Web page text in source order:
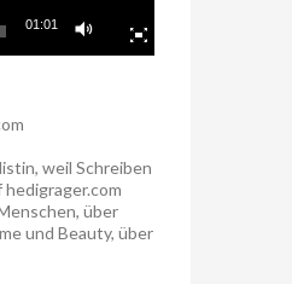
01:01
weil Schreiben
hedigrager.com
über
und Beauty, über